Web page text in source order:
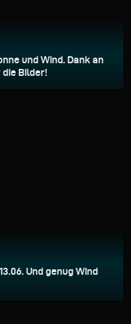
und Wind. Dank an
die Bilder!
Und genug Wind